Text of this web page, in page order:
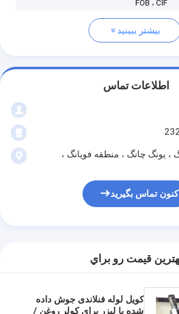
FOB ، CIF
بیشتر ببینید
اطلاعات تماس
، یونگ چانگ ، منطقه فویانگ ،
اکنون تماس بگیرید
قيمت رو براي
کویل لوله فنلاندی جوش داده
شده با لیزر برای کولر روغن /